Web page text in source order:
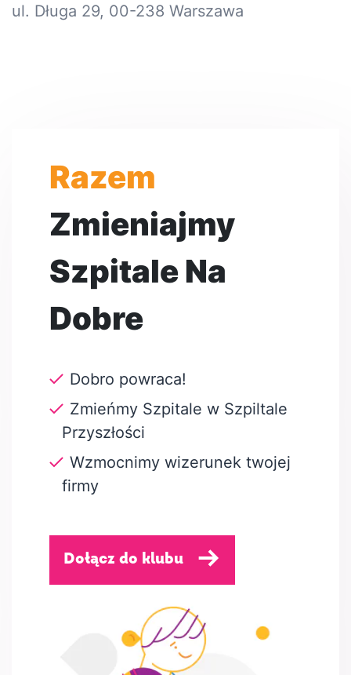
ul. Długa 29, 00-238 Warszawa
Razem
Zmieniajmy
Szpitale Na
Dobre
Dobro powraca!
Zmieńmy Szpitale w Szpiltale
Przyszłości
Wzmocnimy wizerunek twojej
firmy
Dołącz do klubu